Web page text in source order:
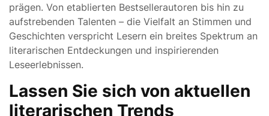
prägen. Von etablierten Bestsellerautoren bis hin zu
aufstrebenden Talenten – die Vielfalt an Stimmen und
Geschichten verspricht Lesern ein breites Spektrum an
literarischen Entdeckungen und inspirierenden
Leseerlebnissen.
Lassen Sie sich von aktuellen
literarischen Trends